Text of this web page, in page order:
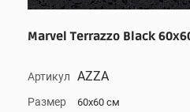
Marvel Terrazzo Black
Артикул AZZA
Размер 60x60 см